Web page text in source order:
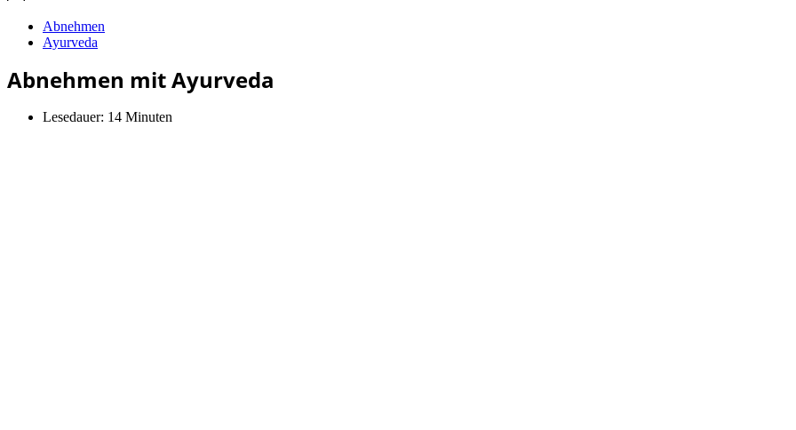
Abnehmen
Ayurveda
Abnehmen mit Ayurveda
Lesedauer: 14 Minuten